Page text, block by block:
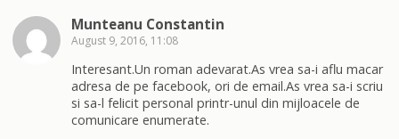
Munteanu Constantin
August 9, 2016, 11:08
Interesant.Un roman adevarat.As vrea sa-i aflu macar
adresa de pe facebook, ori de email.As vrea sa-i scriu
si sa-l felicit personal printr-unul din mijloacele de
comunicare enumerate.